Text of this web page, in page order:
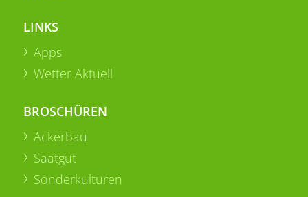
LINKS
Apps
Wetter Aktuell
BROSCHÜREN
Ackerbau
Saatgut
Sonderkulturen